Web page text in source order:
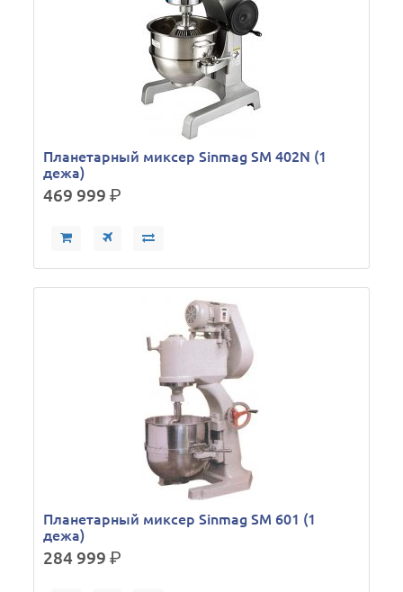
Планетарный миксер Sinmag SM 402N (1
дежа)
469 999р.
Планетарный миксер Sinmag SM 601 (1
дежа)
284 999р.